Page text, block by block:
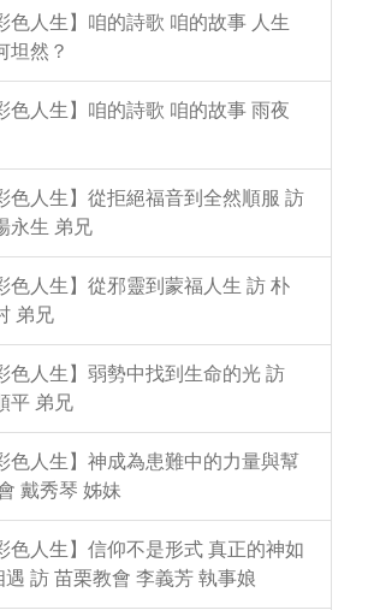
色人生】咱的詩歌 咱的故事 人生
坦然？
色人生】咱的詩歌 咱的故事 雨夜
色人生】從拒絕福音到全然順服 訪
永生 弟兄
色人生】從邪靈到蒙福人生 訪 朴
弟兄
色人生】弱勢中找到生命的光 訪
平 弟兄
色人生】神成為患難中的力量與幫
戴秀琴 姊妹
色人生】信仰不是形式 真正的神如
訪 苗栗教會 李義芳 執事娘